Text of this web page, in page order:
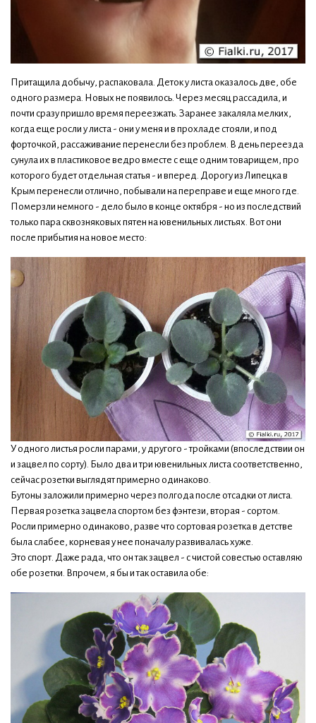
Притащила добычу, распаковала. Деток у листа оказалось две, обе
одного размера. Новых не появилось. Через месяц рассадила, и
почти сразу пришло время переезжать. Заранее закаляла мелких,
когда еще росли у листа - они у меня и в прохладе стояли, и под
форточкой, рассаживание перенесли без проблем. В день переезда
сунула их в пластиковое ведро вместе с еще одним товарищем, про
которого будет отдельная статья - и вперед. Дорогу из Липецка в
Крым перенесли отлично, побывали на переправе и еще много где.
Померзли немного - дело было в конце октября - но из последствий
только пара сквозняковых пятен на ювенильных листьях. Вот они
после прибытия на новое место:
У одного листья росли парами, у другого - тройками (впоследствии он
и зацвел по сорту). Было два и три ювенильных листа соответственно,
сейчас розетки выглядят примерно одинаково.
Бутоны заложили примерно через полгода после отсадки от листа.
Первая розетка зацвела спортом без фэнтези, вторая - сортом.
Росли примерно одинаково, разве что сортовая розетка в детстве
была слабее, корневая у нее поначалу развивалась хуже.
Это спорт. Даже рада, что он так зацвел - с чистой совестью оставляю
обе розетки. Впрочем, я бы и так оставила обе: